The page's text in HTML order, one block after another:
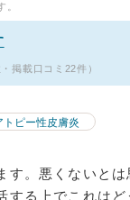
。
掲載口コミ22件）
トピー性皮膚炎
。悪くないと
る上でこれはど